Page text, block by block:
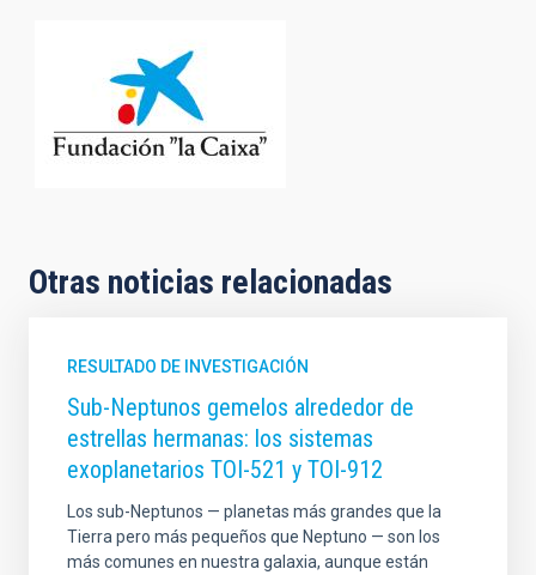
Otras noticias relacionadas
RESULTADO DE INVESTIGACIÓN
Sub-Neptunos gemelos alrededor de
estrellas hermanas: los sistemas
exoplanetarios TOI-521 y TOI-912
Los sub-Neptunos — planetas más grandes que la
Tierra pero más pequeños que Neptuno — son los
más comunes en nuestra galaxia, aunque están